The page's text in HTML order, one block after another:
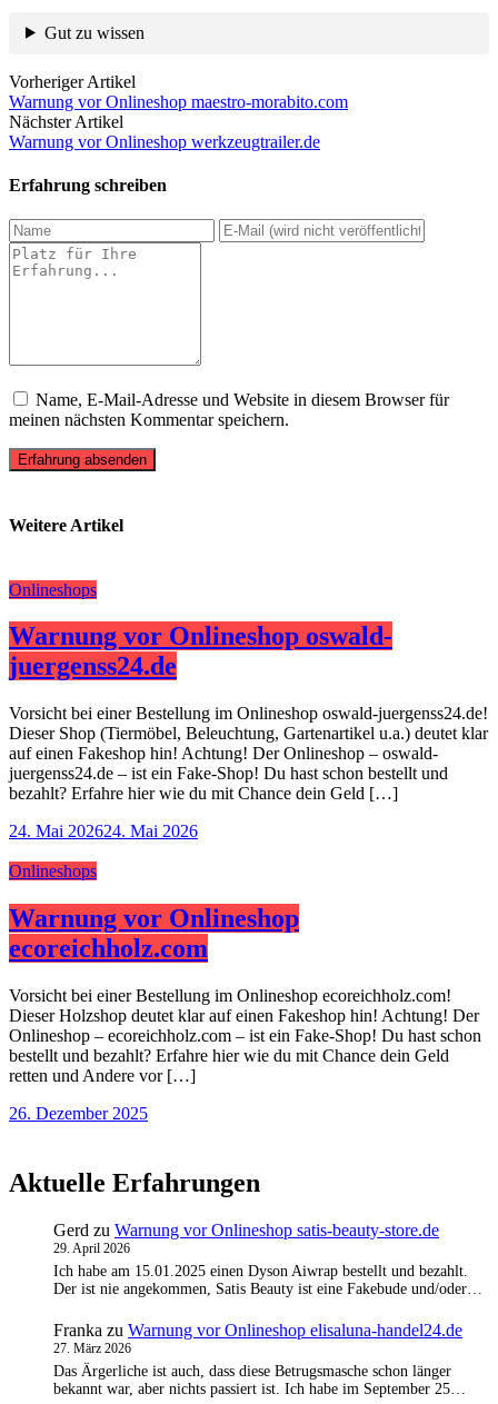
Gut zu wissen
Vorheriger Artikel
Warnung vor Onlineshop maestro-morabito.com
Nächster Artikel
Warnung vor Onlineshop werkzeugtrailer.de
Erfahrung schreiben
Name, E-Mail-Adresse und Website in diesem Browser für
meinen nächsten Kommentar speichern.
Erfahrung absenden
Weitere Artikel
Onlineshops
Warnung vor Onlineshop oswald-
juergenss24.de
Vorsicht bei einer Bestellung im Onlineshop oswald-juergenss24.de!
Dieser Shop (Tiermöbel, Beleuchtung, Gartenartikel u.a.) deutet klar
auf einen Fakeshop hin! Achtung! Der Onlineshop – oswald-
juergenss24.de – ist ein Fake-Shop! Du hast schon bestellt und
bezahlt? Erfahre hier wie du mit Chance dein Geld […]
24. Mai 202624. Mai 2026
Onlineshops
Warnung vor Onlineshop
ecoreichholz.com
Vorsicht bei einer Bestellung im Onlineshop ecoreichholz.com!
Dieser Holzshop deutet klar auf einen Fakeshop hin! Achtung! Der
Onlineshop – ecoreichholz.com – ist ein Fake-Shop! Du hast schon
bestellt und bezahlt? Erfahre hier wie du mit Chance dein Geld
retten und Andere vor […]
26. Dezember 2025
Aktuelle Erfahrungen
Gerd zu Warnung vor Onlineshop satis-beauty-store.de
29. April 2026
Ich habe am 15.01.2025 einen Dyson Aiwrap bestellt und bezahlt.
Der ist nie angekommen, Satis Beauty ist eine Fakebude und/oder…
Franka zu Warnung vor Onlineshop elisaluna-handel24.de
27. März 2026
Das Ärgerliche ist auch, dass diese Betrugsmasche schon länger
bekannt war, aber nichts passiert ist. Ich habe im September 25…